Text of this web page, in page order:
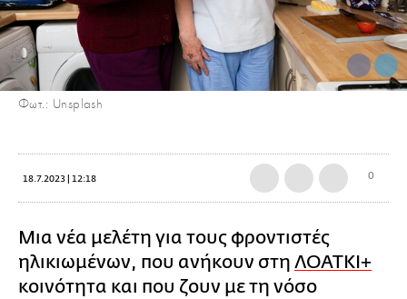
Φωτ.: Unsplash
18.7.2023 | 12:18 0
Μια νέα μελέτη για τους φροντιστές
ηλικιωμένων, που ανήκουν στη ΛΟΑΤΚΙ+
κοινότητα και που ζουν με τη νόσο